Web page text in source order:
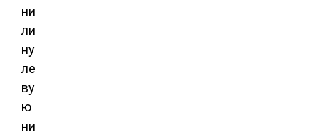
ни
ли
ну
ле
ву
ю
ни